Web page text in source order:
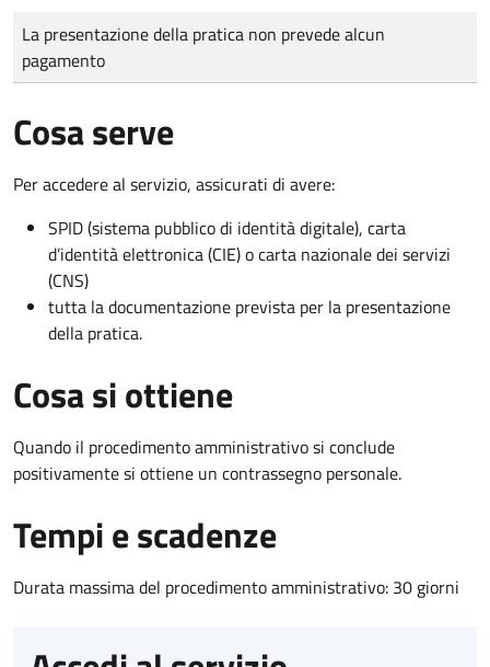
Tipo di pagamento
Importo
La presentazione della pratica non prevede alcun
pagamento
Cosa serve
Per accedere al servizio, assicurati di avere:
SPID (sistema pubblico di identità digitale), carta
d’identità elettronica (CIE) o carta nazionale dei servizi
(CNS)
tutta la documentazione prevista per la presentazione
della pratica.
Cosa si ottiene
Quando il procedimento amministrativo si conclude
positivamente si ottiene un contrassegno personale.
Tempi e scadenze
Durata massima del procedimento amministrativo: 30 giorni